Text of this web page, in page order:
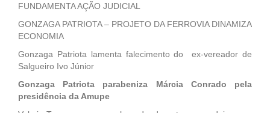
FUNDAMENTA AÇÃO JUDICIAL
GONZAGA PATRIOTA – PROJETO DA FERROVIA DINAMIZA
ECONOMIA
Gonzaga Patriota lamenta falecimento do ex-vereador de
Salgueiro Ivo Júnior
Gonzaga Patriota parabeniza Márcia Conrado pela
presidência da Amupe